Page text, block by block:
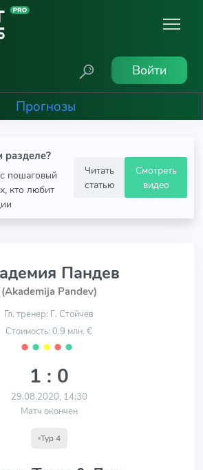
Войти
Прогнозы
разделе?
пошаговый
кто любит
Читать
статью
Смотреть
видео
Пандев
(Akademija Pandev)
Гл. тренер: Г. Стойчев
Стоимость: 0.9 млн. €
⬤ ⬤ ⬤ ⬤ ⬤
1 : 0
29.08.2020, 14:30
Матч окончен
Тур 4